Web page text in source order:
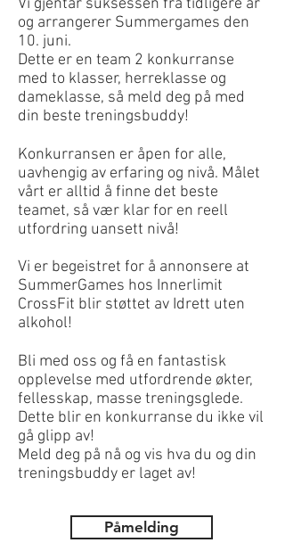
Vi gjentar suksessen fra tidligere år
og arrangerer Summergames den
10. juni.
Dette er en team 2 konkurranse
med to klasser, herreklasse og
dameklasse, så meld deg på med
din beste treningsbuddy!
Konkurransen er åpen for alle,
uavhengig av erfaring og nivå. Målet
vårt er alltid å finne det beste
teamet, så vær klar for en reell
utfordring uansett nivå!
Vi er begeistret for å annonsere at
SummerGames hos Innerlimit
CrossFit blir støttet av Idrett uten
alkohol!
Bli med oss og få en fantastisk
opplevelse med utfordrende økter,
fellesskap, masse treningsglede.
Dette blir en konkurranse du ikke vil
gå glipp av!
Meld deg på nå og vis hva du og din
treningsbuddy er laget av!
Påmelding